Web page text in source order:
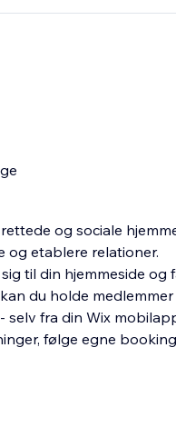
og sociale
og etablere relationer.
til din hjemmeside og
du holde
selv fra din Wix
følge egne